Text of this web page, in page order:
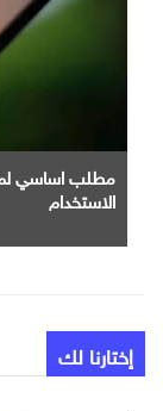
مطلب اساسي
الاستخدام
إختارنا لك